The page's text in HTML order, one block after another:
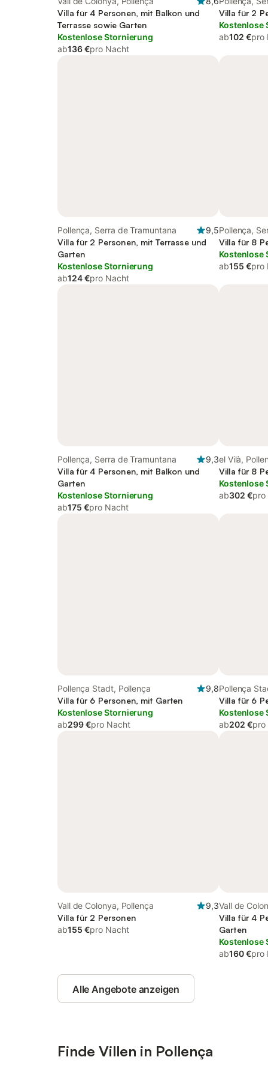
Villa für 4 Personen, mit Balkon und
Terrasse sowie Garten
Kostenlose Stornierung
ab136 €pro Nacht
Villa für 2
Kostenlose
ab102 €pro
Pollença, Serra de Tramuntana
9,5
Villa für 2 Personen, mit Terrasse und
Garten
Kostenlose Stornierung
ab124 €pro Nacht
Pollença,
Villa für 8
Kostenlose
ab155 €pro
Pollença, Serra de Tramuntana
9,3
Villa für 4 Personen, mit Balkon und
Garten
Kostenlose Stornierung
ab175 €pro Nacht
el Vilà,
Villa für 8
Kostenlose
ab302 €pro
Pollença Stadt, Pollença
9,8
Villa für 6 Personen, mit Garten
Kostenlose Stornierung
ab299 €pro Nacht
Pollença
Villa für 6
Kostenlose
ab202 €pro
Vall de Colonya, Pollença
9,3
Villa für 2 Personen
ab155 €pro Nacht
Vall de
Villa für 4
Garten
Kostenlose
ab160 €pro
Alle Angebote anzeigen
Finde Villen in Pollença